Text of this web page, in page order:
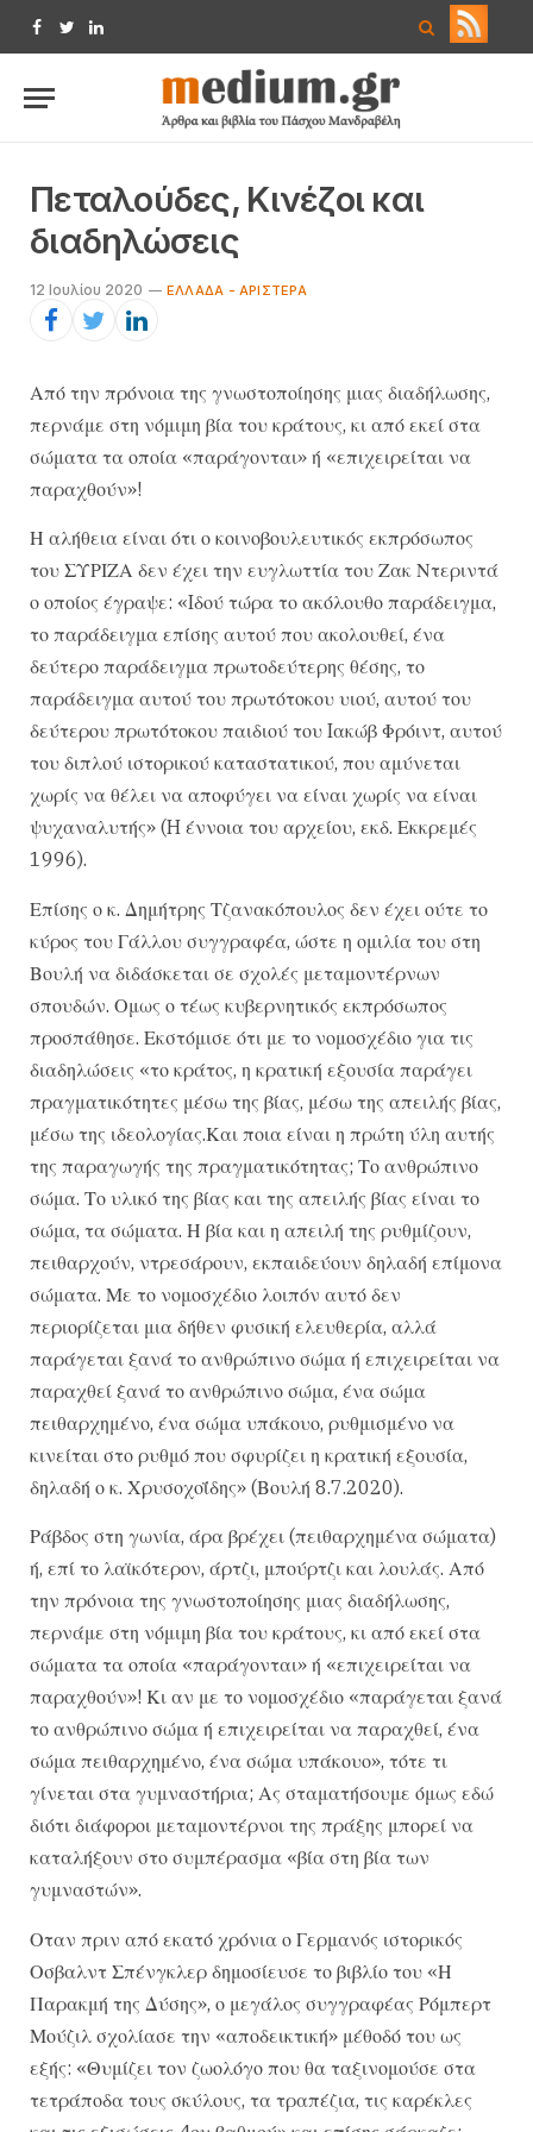
Facebook
TwitterLinkedIn
Πεταλούδες, Κινέζοι και
διαδηλώσεις
12 Ιουλίου 2020 ΕΛΛΆΔΑ - ΑΡΙΣΤΕΡΆ
Από την πρόνοια της γνωστοποίησης μιας διαδήλωσης,
περνάμε στη νόμιμη βία του κράτους, κι από εκεί στα
σώματα τα οποία «παράγονται» ή «επιχειρείται να
παραχθούν»!
Η αλήθεια είναι ότι ο κοινοβουλευτικός εκπρόσωπος
του ΣΥΡΙΖΑ δεν έχει την ευγλωττία του Ζακ Ντεριντά
ο οποίος έγραψε: «Iδού τώρα το ακόλουθο παράδειγμα,
το παράδειγμα επίσης αυτού που ακολουθεί, ένα
δεύτερο παράδειγμα πρωτοδεύτερης θέσης, το
παράδειγμα αυτού του πρωτότοκου υιού, αυτού του
δεύτερου πρωτότοκου παιδιού του Iακώβ Φρόιντ, αυτού
του διπλού ιστορικού καταστατικού, που αμύνεται
χωρίς να θέλει να αποφύγει να είναι χωρίς να είναι
ψυχαναλυτής» (H έννοια του αρχείου, εκδ. Εκκρεμές
1996).
Επίσης ο κ. Δημήτρης Τζανακόπουλος δεν έχει ούτε το
κύρος του Γάλλου συγγραφέα, ώστε η ομιλία του στη
Βουλή να διδάσκεται σε σχολές μεταμοντέρνων
σπουδών. Ομως ο τέως κυβερνητικός εκπρόσωπος
προσπάθησε. Εκστόμισε ότι με το νομοσχέδιο για τις
διαδηλώσεις «το κράτος, η κρατική εξουσία παράγει
πραγματικότητες μέσω της βίας, μέσω της απειλής βίας,
μέσω της ιδεολογίας.Και ποια είναι η πρώτη ύλη αυτής
της παραγωγής της πραγματικότητας; Το ανθρώπινο
σώμα. Το υλικό της βίας και της απειλής βίας είναι το
σώμα, τα σώματα. Η βία και η απειλή της ρυθμίζουν,
πειθαρχούν, ντρεσάρουν, εκπαιδεύουν δηλαδή επίμονα
σώματα. Με το νομοσχέδιο λοιπόν αυτό δεν
περιορίζεται μια δήθεν φυσική ελευθερία, αλλά
παράγεται ξανά το ανθρώπινο σώμα ή επιχειρείται να
παραχθεί ξανά το ανθρώπινο σώμα, ένα σώμα
πειθαρχημένο, ένα σώμα υπάκουο, ρυθμισμένο να
κινείται στο ρυθμό που σφυρίζει η κρατική εξουσία,
δηλαδή ο κ. Χρυσοχοΐδης» (Βουλή 8.7.2020).
Ράβδος στη γωνία, άρα βρέχει (πειθαρχημένα σώματα)
ή, επί το λαϊκότερον, άρτζι, μπούρτζι και λουλάς. Από
την πρόνοια της γνωστοποίησης μιας διαδήλωσης,
περνάμε στη νόμιμη βία του κράτους, κι από εκεί στα
σώματα τα οποία «παράγονται» ή «επιχειρείται να
παραχθούν»! Κι αν με το νομοσχέδιο «παράγεται ξανά
το ανθρώπινο σώμα ή επιχειρείται να παραχθεί, ένα
σώμα πειθαρχημένο, ένα σώμα υπάκουο», τότε τι
γίνεται στα γυμναστήρια; Ας σταματήσουμε όμως εδώ
διότι διάφοροι μεταμοντέρνοι της πράξης μπορεί να
καταλήξουν στο συμπέρασμα «βία στη βία των
γυμναστών».
Οταν πριν από εκατό χρόνια ο Γερμανός ιστορικός
Οσβαλντ Σπένγκλερ δημοσίευσε το βιβλίο του «Η
Παρακμή της Δύσης», ο μεγάλος συγγραφέας Ρόμπερτ
Μούζιλ σχολίασε την «αποδεικτική» μέθοδό του ως
εξής: «Θυμίζει τον ζωολόγο που θα ταξινομούσε στα
τετράποδα τους σκύλους, τα τραπέζια, τις καρέκλες